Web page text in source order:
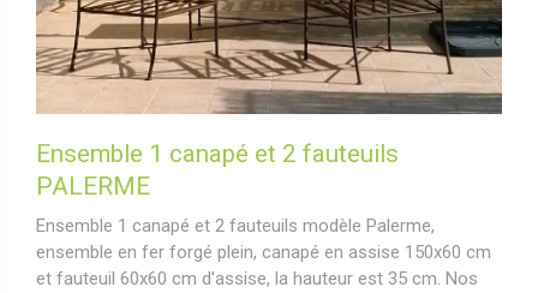
Ensemble 1 canapé et 2 fauteuils
PALERME
Ensemble 1 canapé et 2 fauteuils modèle Palerme,
ensemble en fer forgé plein, canapé en assise 150x60 cm
et fauteuil 60x60 cm d'assise, la hauteur est 35 cm. Nos